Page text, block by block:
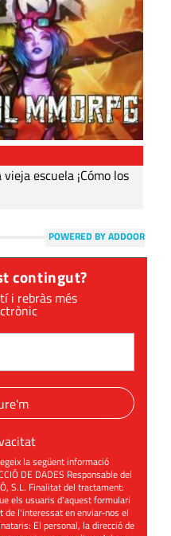
escuela ¡Cómo los
POWERED BY ADDOOR
contingut?
i rebràs més
la següent informació
DE DADES Responsable del
S.L. Finalitat del tractament:
els usuaris d'aquest formulari
de l'interessat en enviar-nos el
El personal, la direcció de